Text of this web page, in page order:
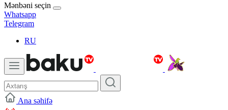
Mənbəni seçin
Whatsapp
Telegram
RU
Ana səhifə